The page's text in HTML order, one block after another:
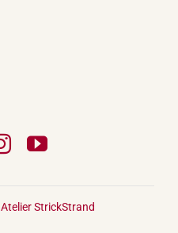
Atelier StrickStrand